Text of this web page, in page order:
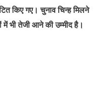
किए गए। चुनाव चिन्ह मिलने
में भी तेजी आने की उम्मीद है।